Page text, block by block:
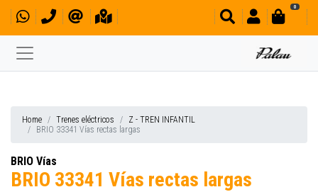
0
Home Trenes eléctricos
Z - TREN INFANTIL
BRIO 33341 Vías rectas largas
BRIO Vías
BRIO 33341 Vías rectas largas